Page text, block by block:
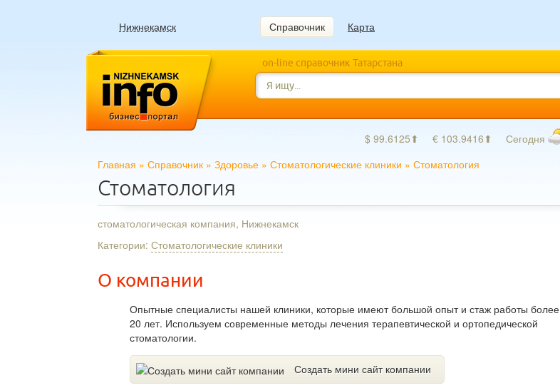
Нижнекамск Справочник Карта
on-line справочник Татарстана
$ 99.6125⬆ € 103.9416⬆ Сегодня
Главная » Справочник » Здоровье » Стоматологические клиники » Стоматология
Стоматология
стоматологическая компания, Нижнекамск
Категории: Стоматологические клиники
О компании
Опытные специалисты нашей клиники, которые имеют большой опыт и стаж работы более
20 лет. Используем современные методы лечения терапевтической и ортопедической
стоматологии.
Создать мини сайт компании